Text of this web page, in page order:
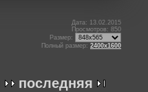
Дата: 13.02.2015
Просмотров: 850
Размер:
Полный размер: 2400x1600
последняя